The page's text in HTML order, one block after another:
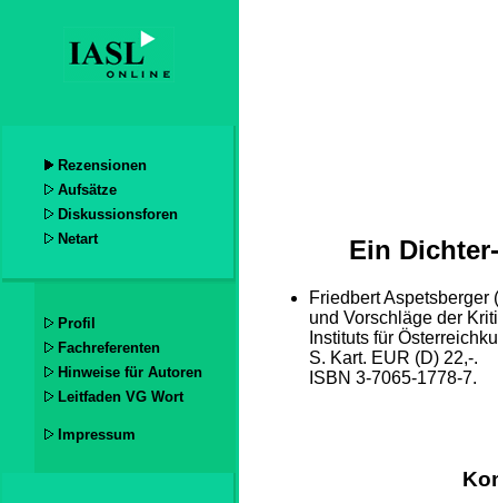
Rezensionen
Aufsätze
Diskussionsforen
Netart
Profil
Fachreferenten
Hinweise für Autoren
Leitfaden VG Wort
Impressum
Ein
Friedbert
und Vorschläge der
Instituts für
S. Kart. EUR (D) 22,-.
ISBN 3-7065-1778-7.